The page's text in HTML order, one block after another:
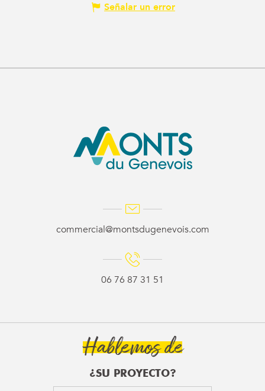
Señalar un error
commercial@montsdugenevois.com
06 76 87 31 51
Hablemos de
¿SU PROYECTO?